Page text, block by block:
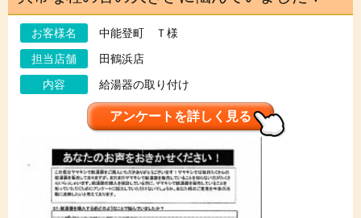
お客様名
中能登町 Ｔ様
担当店舗
田鶴浜店
内容
給湯器の取り付け
アンケートを詳しく見る